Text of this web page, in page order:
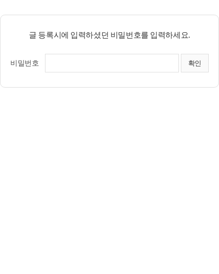
글 등록시에 입력하셨던 비밀번호를 입력하세요.
비밀번호